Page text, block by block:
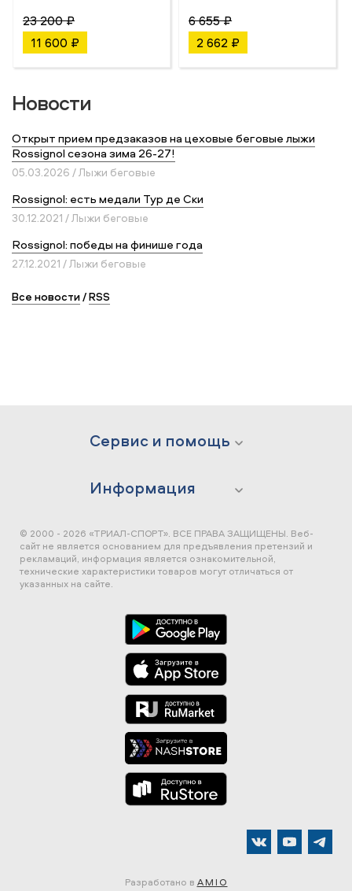
23 200 ₽
11 600 ₽
6 655 ₽
2 662 ₽
Новости
Открыт прием предзаказов на цеховые беговые лыжи
Rossignol сезона зима 26-27!
05.03.2026 / Лыжи беговые
Rossignol: есть медали Тур де Ски
30.12.2021 / Лыжи беговые
Rossignol: победы на финише года
27.12.2021 / Лыжи беговые
Все новости/RSS
Сервис и помощь
Информация
© 2000 - 2026 «ТРИАЛ-СПОРТ». ВСЕ ПРАВА ЗАЩИЩЕНЫ. Веб-
сайт не является основанием для предъявления претензий и
рекламаций, информация является ознакомительной,
технические характеристики товаров могут отличаться от
указанных на сайте.
Разработано в AMIO